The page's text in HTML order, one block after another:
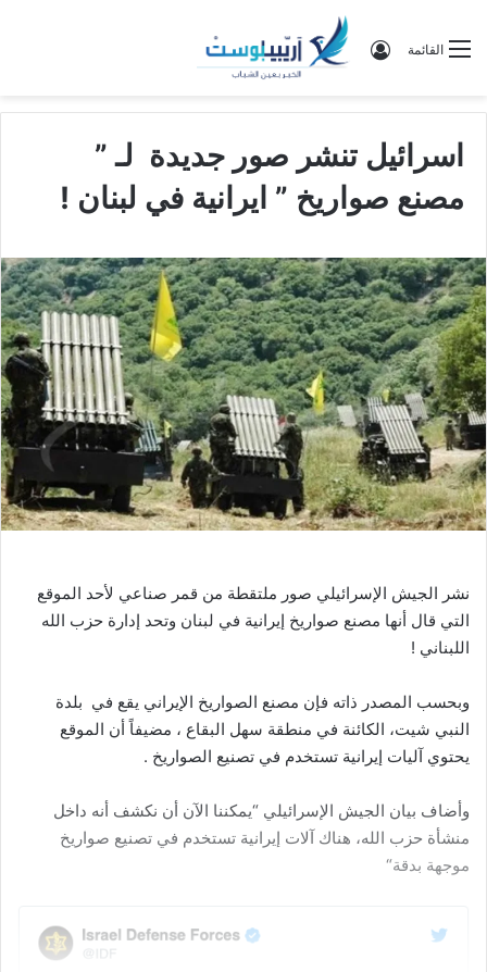
القائمة تسجيل الدخول
اسرائيل تنشر صور جديدة لـ ”
مصنع صواريخ ” ايرانية في لبنان !
نشر الجيش الإسرائيلي صور ملتقطة من قمر صناعي لأحد الموقع
التي قال أنها مصنع صواريخ إيرانية في لبنان وتحد إدارة حزب الله
اللبناني !
وبحسب المصدر ذاته فإن مصنع الصواريخ الإيراني يقع في بلدة
النبي شيت، الكائنة في منطقة سهل البقاع ، مضيفاً أن الموقع
يحتوي آليات إيرانية تستخدم في تصنيع الصواريخ .
وأضاف بيان الجيش الإسرائيلي “يمكننا الآن أن نكشف أنه داخل
منشأة حزب الله، هناك آلات إيرانية تستخدم في تصنيع صواريخ
موجهة بدقة“